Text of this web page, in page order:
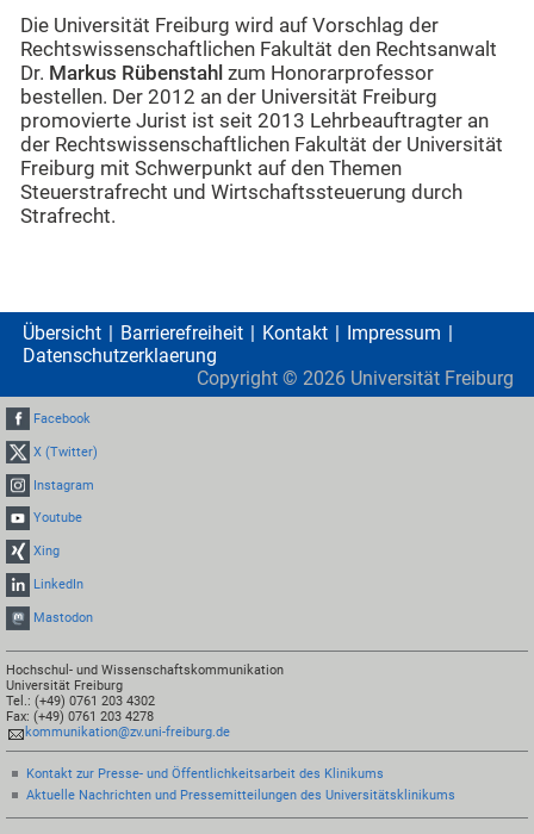
Die Universität Freiburg wird auf Vorschlag der
Rechtswissenschaftlichen Fakultät den Rechtsanwalt
Dr. Markus Rübenstahl zum Honorarprofessor
bestellen. Der 2012 an der Universität Freiburg
promovierte Jurist ist seit 2013 Lehrbeauftragter an
der Rechtswissenschaftlichen Fakultät der Universität
Freiburg mit Schwerpunkt auf den Themen
Steuerstrafrecht und Wirtschaftssteuerung durch
Strafrecht.
Übersicht Barrierefreiheit Kontakt
Impressum
Datenschutzerklaerung
Copyright © 2026 Universität Freiburg
Facebook
X (Twitter)
Instagram
Youtube
Xing
LinkedIn
Mastodon
Hochschul- und Wissenschaftskommunikation
Universität Freiburg
Tel.: (+49) 0761 203 4302
Fax: (+49) 0761 203 4278
kommunikation@zv.uni-freiburg.de
Kontakt zur Presse- und Öffentlichkeitsarbeit des Klinikums
Aktuelle Nachrichten und Pressemitteilungen des Universitätsklinikums